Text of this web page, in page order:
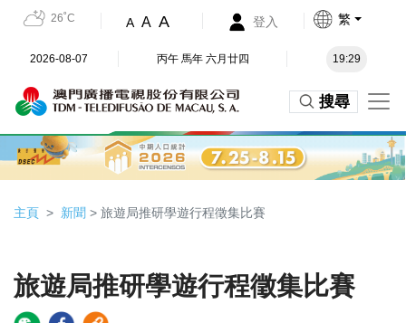
26˚C A A A 登入 繁
2026-08-07 丙午 馬年 六月廿四 19:29
搜尋
主頁 新聞 > 旅遊局推研學遊行程徵集比賽
旅遊局推研學遊行程徵集比賽